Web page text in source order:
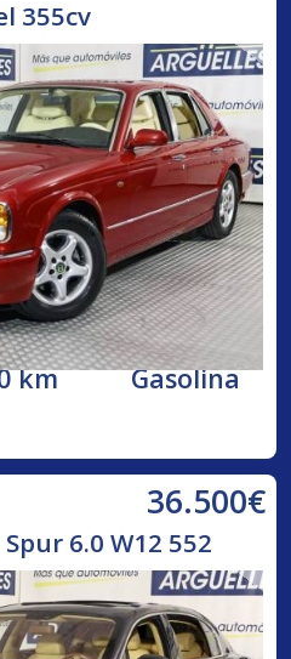
355cv
km Gasolina
36.500€
6.0 W12 552